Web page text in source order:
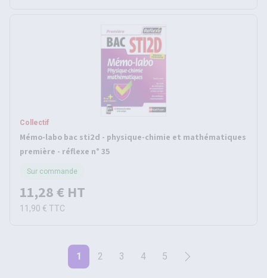
Collectif
Mémo-labo bac sti2d - physique-chimie et mathématiques
première - réflexe n° 35
Sur commande
11,28 € HT
11,90 € TTC
1 2 3 4 5